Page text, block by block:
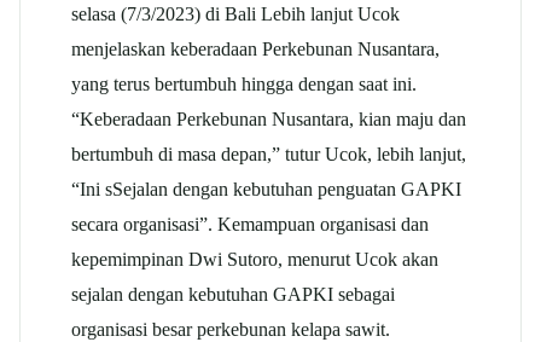
selasa (7/3/2023) di Bali Lebih lanjut Ucok
menjelaskan keberadaan Perkebunan Nusantara,
yang terus bertumbuh hingga dengan saat ini.
“Keberadaan Perkebunan Nusantara, kian maju dan
bertumbuh di masa depan,” tutur Ucok, lebih lanjut,
“Ini sSejalan dengan kebutuhan penguatan GAPKI
secara organisasi”. Kemampuan organisasi dan
kepemimpinan Dwi Sutoro, menurut Ucok akan
sejalan dengan kebutuhan GAPKI sebagai
organisasi besar perkebunan kelapa sawit.